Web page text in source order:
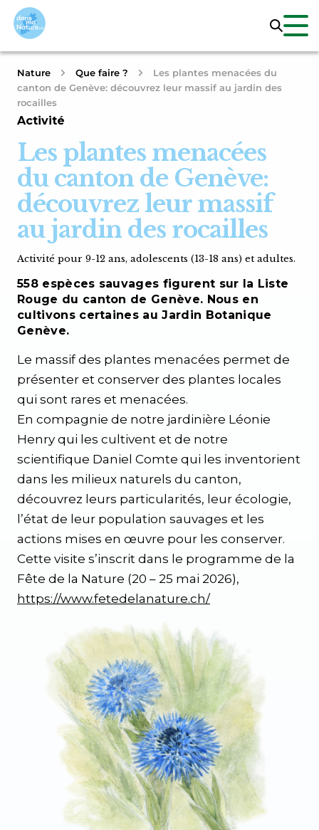
Nature Que faire ?
Les plantes menacées du
canton de Genève: découvrez leur massif au jardin des
rocailles
Activité
Les plantes menacées
du canton de Genève:
découvrez leur massif
au jardin des rocailles
Activité pour 9-12 ans, adolescents (13-18 ans) et adultes.
558 espèces sauvages figurent sur la Liste
Rouge du canton de Genève. Nous en
cultivons certaines au Jardin Botanique
Genève.
Le massif des plantes menacées permet de
présenter et conserver des plantes locales
qui sont rares et menacées.
En compagnie de notre jardinière Léonie
Henry qui les cultivent et de notre
scientifique Daniel Comte qui les inventorient
dans les milieux naturels du canton,
découvrez leurs particularités, leur écologie,
l’état de leur population sauvages et les
actions mises en œuvre pour les conserver.
Cette visite s’inscrit dans le programme de la
Fête de la Nature (20 – 25 mai 2026),
https://www.fetedelanature.ch/